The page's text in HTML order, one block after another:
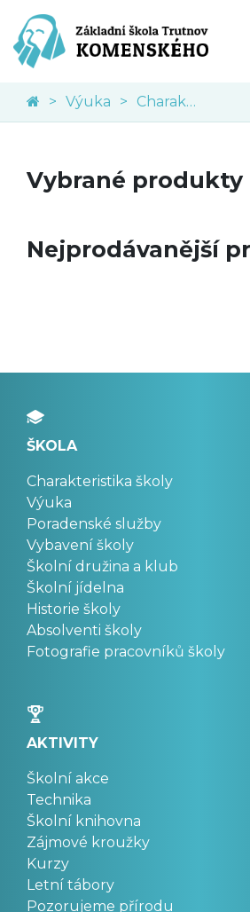
Výuka Charakteristika
Vybrané produkty
Nejprodávanější
ŠKOLA
Charakteristika školy
Výuka
Poradenské služby
Vybavení školy
Školní družina a klub
Školní jídelna
Historie školy
Absolventi školy
Fotografie pracovníků školy
AKTIVITY
Školní akce
Technika
Školní knihovna
Zájmové kroužky
Kurzy
Letní tábory
Pozorujeme přírodu